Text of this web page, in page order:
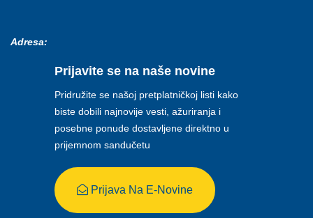
Adresa:
Prijavite se na naše novine
Pridružite se našoj pretplatničkoj listi kako
biste dobili najnovije vesti, ažuriranja i
posebne ponude dostavljene direktno u
prijemnom sandučetu
Prijava Na E-Novine